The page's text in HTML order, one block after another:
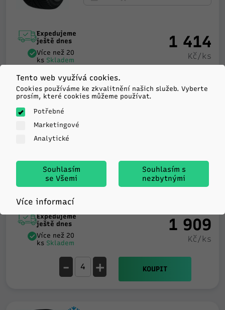
Expedujeme
ještě dnes
Více než 20
ks Skladem
1 414
Kč/ks
- + KOUPIT
3PMSF FR
C 72db
Expedujeme
ještě dnes
Více než 20
ks Skladem
1 909
Kč/ks
- + KOUPIT
Tento web využívá cookies.
Cookies používáme ke zkvalitnění našich služeb. Vyberte
prosím, které cookies můžeme používat.
Potřebné
Marketingové
Analytické
Souhlasím
se Všemi
Souhlasím s
nezbytnými
Více informací